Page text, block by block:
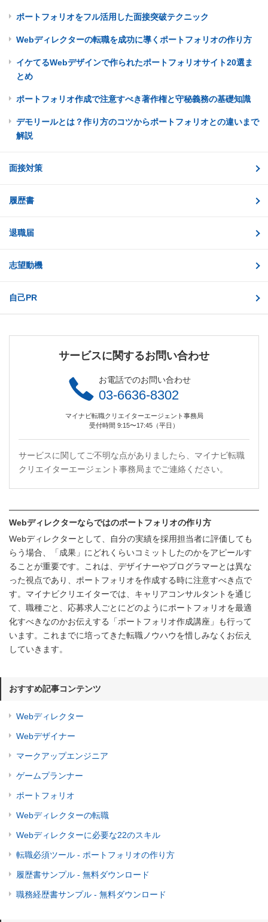
ポートフォリオをフル活用した面接突破テクニック
Webディレクターの転職を成功に導くポートフォリオの作り方
イケてるWebデザインで作られたポートフォリオサイト20選ま
とめ
ポートフォリオ作成で注意すべき著作権と守秘義務の基礎知識
デモリールとは？作り方のコツからポートフォリオとの違いまで
解説
面接対策
履歴書
退職届
志望動機
自己PR
サービスに関するお問い合わせ
お電話でのお問い合わせ
03-6636-8302
マイナビ転職クリエイターエージェント事務局
受付時間 9:15〜17:45（平日）
サービスに関してご不明な点がありましたら、マイナビ転職
クリエイターエージェント事務局までご連絡ください。
Webディレクターならではのポートフォリオの作り方
Webディレクターとして、自分の実績を採用担当者に評価しても
らう場合、「成果」にどれくらいコミットしたのかをアピールす
ることが重要です。これは、デザイナーやプログラマーとは異な
った視点であり、ポートフォリオを作成する時に注意すべき点で
す。マイナビクリエイターでは、キャリアコンサルタントを通じ
て、職種ごと、応募求人ごとにどのようにポートフォリオを最適
化すべきなのかお伝えする「ポートフォリオ作成講座」も行って
います。これまでに培ってきた転職ノウハウを惜しみなくお伝え
していきます。
おすすめ記事コンテンツ
Webディレクター
Webデザイナー
マークアップエンジニア
ゲームプランナー
ポートフォリオ
Webディレクターの転職
Webディレクターに必要な22のスキル
転職必須ツール - ポートフォリオの作り方
履歴書サンプル - 無料ダウンロード
職務経歴書サンプル - 無料ダウンロード